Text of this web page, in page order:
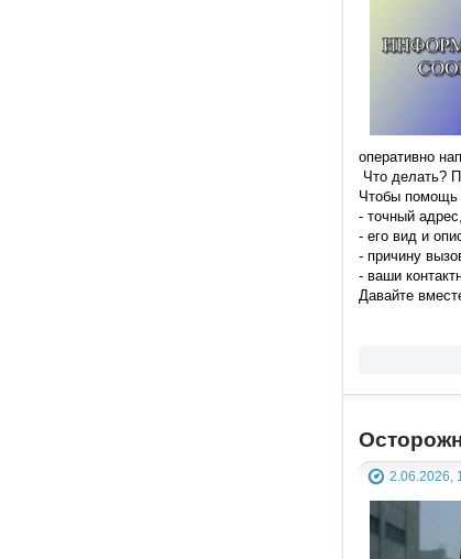
оперативно
Что делать?
Чтобы помощь
- точный
- его вид и
- причину
- ваши
Давайте
2.06.2026,